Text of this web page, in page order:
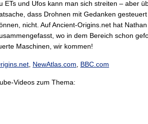
ETs und Ufos kann man sich streiten – aber
dass Drohnen mit Gedanken
nicht. Auf Ancient-Origins.net hat
wo in dem Bereich schon
Maschinen, wir kommen!
NewAtlas.com BBC.com
Videos zum Thema: